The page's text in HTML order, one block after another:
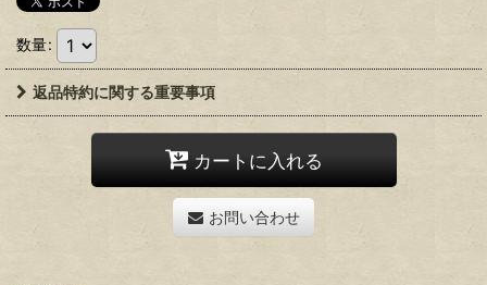
数量:
返品特約に関する重要事項
カートに入れる
お問い合わせ